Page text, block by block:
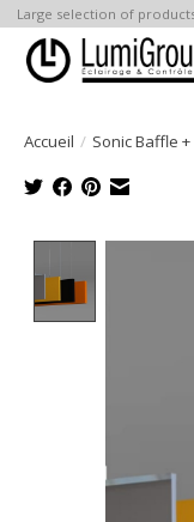
Large selection of
Accueil / Sonic Baffle +